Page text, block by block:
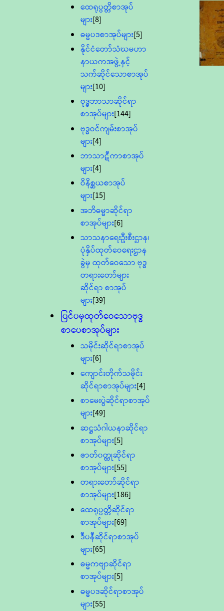
ထေရုပ္ပတ္တိစာအုပ်
များ[8]
ဓမ္မပဒစာအုပ်များ[5]
နိုင်ငံတော်သံဃမဟာ
နာယကအဖွဲ့နှင့်
သက်ဆိုင်သောစာအုပ်
များ[10]
ဗုဒ္ဓဘာသာဆိုင်ရာ
စာအုပ်များ[144]
ဗုဒ္ဓဝင်ကျမ်းစာအုပ်
များ[4]
ဘာသာဋီကာစာအုပ်
များ[4]
ဝိနိစ္ဆယစာအုပ်
များ[15]
အဘိဓမ္မာဆိုင်ရာ
စာအုပ်များ[6]
သာသနာရေးဦးစီးဌာန၊
ပုံနှိပ်ထုတ်ဝေရေးဌာန
ခွဲမှ ထုတ်ဝေသော ဗုဒ္ဓ
တရားတော်များ
ဆိုင်ရာ စာအုပ်
များ[39]
ပြင်ပမှထုတ်ဝေသောဗုဒ္ဓ
စာပေစာအုပ်များ
သမိုင်းဆိုင်ရာစာအုပ်
များ[6]
ကျောင်းတိုက်သမိုင်း
ဆိုင်ရာစာအုပ်များ[4]
စာမေးပွဲဆိုင်ရာစာအုပ်
များ[49]
ဆဋ္ဌသံဂါယနာဆိုင်ရာ
စာအုပ်များ[5]
ဇာတ်၀တ္ထုဆိုင်ရာ
စာအုပ်များ[55]
တရားတော်ဆိုင်ရာ
စာအုပ်များ[186]
ထေရုပ္ပတ္တိဆိုင်ရာ
စာအုပ်များ[69]
ဒီပနီဆိုင်ရာစာအုပ်
များ[65]
ဓမ္မကဗျာဆိုင်ရာ
စာအုပ်များ[5]
ဓမ္မပဒဆိုင်ရာစာအုပ်
များ[55]